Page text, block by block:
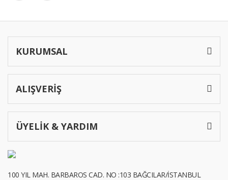
KURUMSAL
ALIŞVERİŞ
ÜYELİK & YARDIM
100 YIL MAH. BARBAROS CAD. NO :103 BAĞCILAR/İSTANBUL